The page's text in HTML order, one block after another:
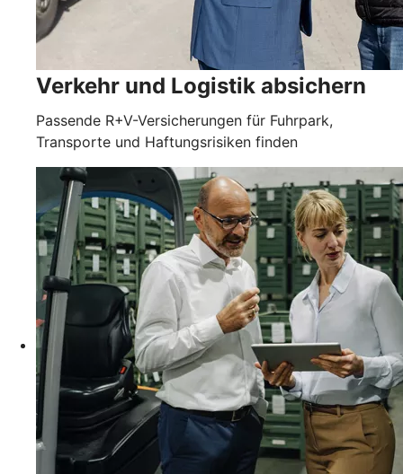
Verkehr und Logistik absichern
Passende R+V-Versicherungen für Fuhrpark,
Transporte und Haftungsrisiken finden